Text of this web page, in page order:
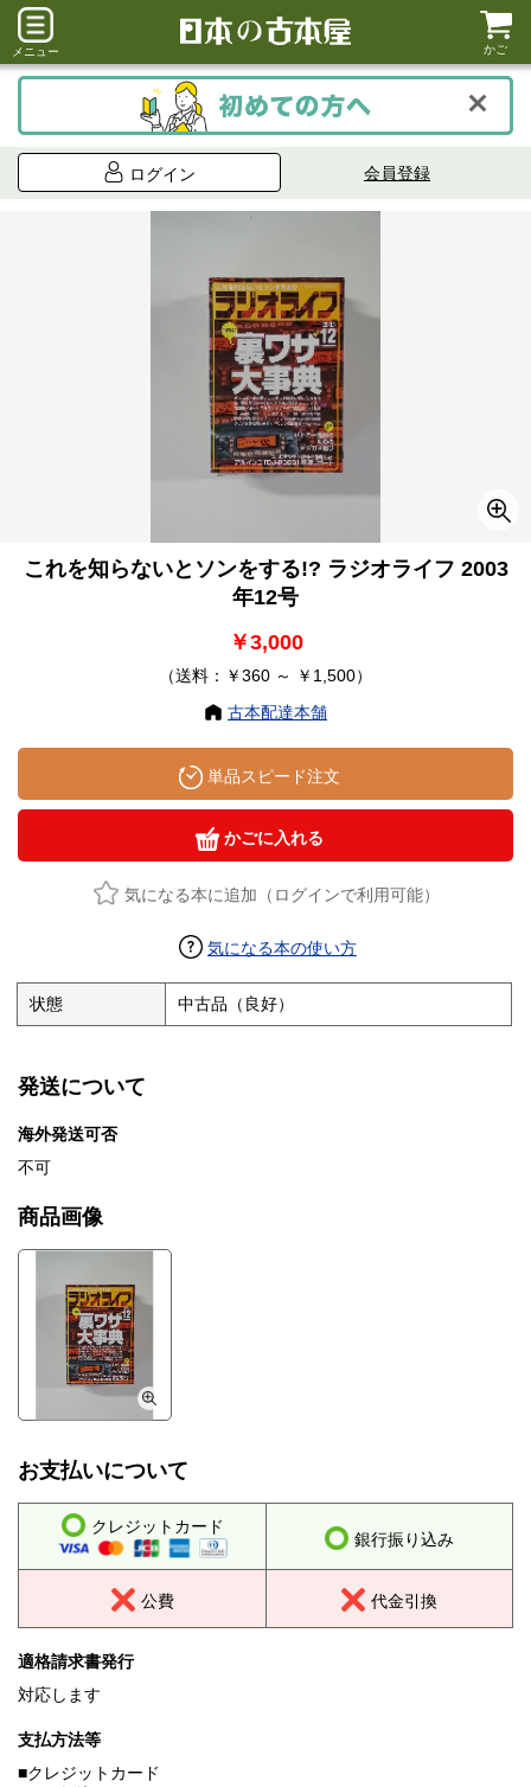
メニュー かご
ログイン 会員登録
これを知らないとソンをする!? ラジオライフ 2003
年12号
￥3,000
（送料：￥360 ～ ￥1,500）
古本配達本舗
単品スピード注文
かごに入れる
気になる本に追加（ログインで利用可能）
気になる本の使い方
状態 中古品（良好）
発送について
海外発送可否
不可
商品画像
お支払いについて
クレジットカード
銀行振り込み
公費 代金引換
適格請求書発行
対応します
支払方法等
■クレジットカード